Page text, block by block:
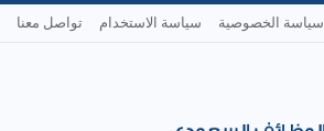
سياسة الخصوصية سياسة الاستخدام تواصل معنا